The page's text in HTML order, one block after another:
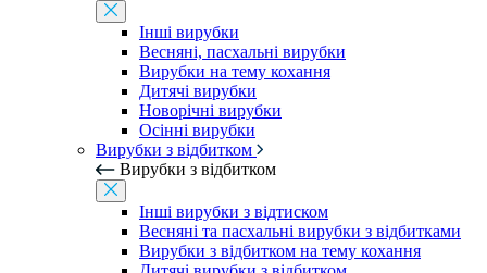
Інші вирубки
Весняні, пасхальні вирубки
Вирубки на тему кохання
Дитячі вирубки
Новорічні вирубки
Осінні вирубки
Вирубки з відбитком
Вирубки з відбитком
Інші вирубки з відтиском
Весняні та пасхальні вирубки з відбитками
Вирубки з відбитком на тему кохання